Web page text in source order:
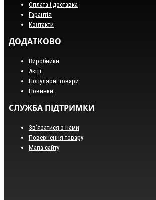
Оплата і доставка
Гарантія
Контакти
ДОДАТКОВО
Виробники
Акції
Популярні товари
Новинки
СЛУЖБА ПІДТРИМКИ
Зв’язатися з нами
Повернення товару
Мапа сайту